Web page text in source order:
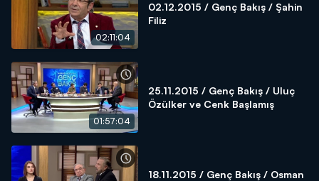
02:11:04
02.12.2015 / Genç Bakış / Şahin
Filiz
01:57:04
25.11.2015 / Genç Bakış / Uluç
Özülker ve Cenk Başlamış
18.11.2015 / Genç Bakış / Osman